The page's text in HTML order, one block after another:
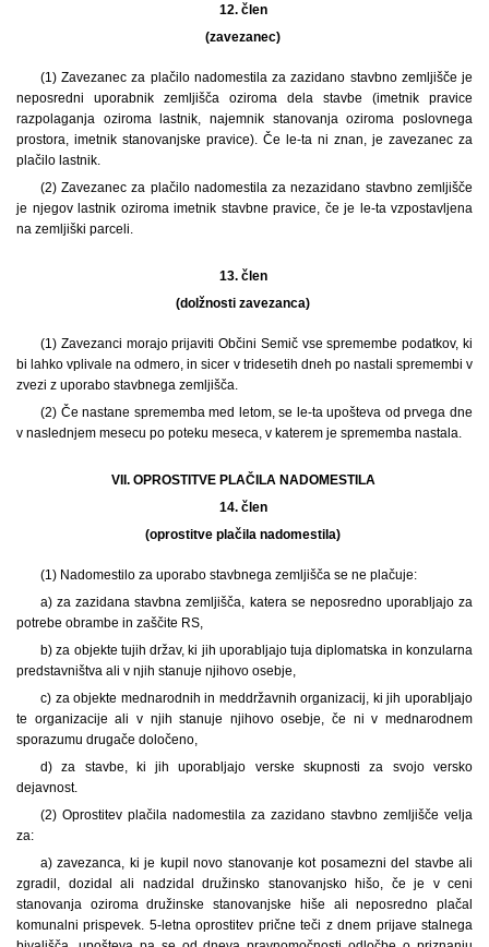
12. člen
(zavezanec)
(1) Zavezanec za plačilo nadomestila za zazidano stavbno zemljišče je
neposredni uporabnik zemljišča oziroma dela stavbe (imetnik pravice
razpolaganja oziroma lastnik, najemnik stanovanja oziroma poslovnega
prostora, imetnik stanovanjske pravice). Če le-ta ni znan, je zavezanec za
plačilo lastnik.
(2) Zavezanec za plačilo nadomestila za nezazidano stavbno zemljišče
je njegov lastnik oziroma imetnik stavbne pravice, če je le-ta vzpostavljena
na zemljiški parceli.
13. člen
(dolžnosti zavezanca)
(1) Zavezanci morajo prijaviti Občini Semič vse spremembe podatkov, ki
bi lahko vplivale na odmero, in sicer v tridesetih dneh po nastali spremembi v
zvezi z uporabo stavbnega zemljišča.
(2) Če nastane sprememba med letom, se le-ta upošteva od prvega dne
v naslednjem mesecu po poteku meseca, v katerem je sprememba nastala.
VII. OPROSTITVE PLAČILA NADOMESTILA
14. člen
(oprostitve plačila nadomestila)
(1) Nadomestilo za uporabo stavbnega zemljišča se ne plačuje:
a) za zazidana stavbna zemljišča, katera se neposredno uporabljajo za
potrebe obrambe in zaščite RS,
b) za objekte tujih držav, ki jih uporabljajo tuja diplomatska in konzularna
predstavništva ali v njih stanuje njihovo osebje,
c) za objekte mednarodnih in meddržavnih organizacij, ki jih uporabljajo
te organizacije ali v njih stanuje njihovo osebje, če ni v mednarodnem
sporazumu drugače določeno,
d) za stavbe, ki jih uporabljajo verske skupnosti za svojo versko
dejavnost.
(2) Oprostitev plačila nadomestila za zazidano stavbno zemljišče velja
za:
a) zavezanca, ki je kupil novo stanovanje kot posamezni del stavbe ali
zgradil, dozidal ali nadzidal družinsko stanovanjsko hišo, če je v ceni
stanovanja oziroma družinske stanovanjske hiše ali neposredno plačal
komunalni prispevek. 5-letna oprostitev prične teči z dnem prijave stalnega